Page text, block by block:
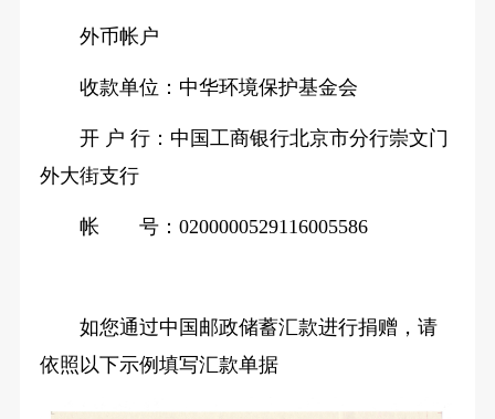
外币帐户
收款单位：中华环境保护基金会
开 户 行：中国工商银行北京市分行崇文门
外大街支行
帐 号：0200000529116005586
如您通过中国邮政储蓄汇款进行捐赠，请
依照以下示例填写汇款单据